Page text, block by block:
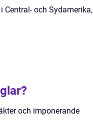
och Sydamerika,
och imponerande